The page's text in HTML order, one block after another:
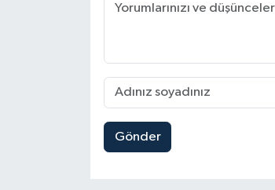
Gönder